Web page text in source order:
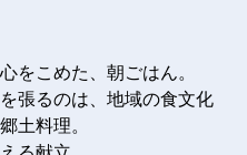
をこめた、朝ごはん。
張るのは、地域の食文化
土料理。